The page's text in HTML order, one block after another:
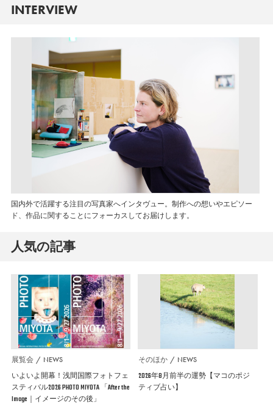
INTERVIEW
国内外で活躍する注目の写真家へインタヴュー。制作への想いやエピソー
ド、作品に関することにフォーカスしてお届けします。
人気の記事
展覧会 NEWS
いよいよ開幕！浅間国際フォトフェ
スティバル2026 PHOTO MIYOTA 「After the
Image｜イメージのその後」
そのほか NEWS
2026年8月前半の運勢【マコのポジ
ティブ占い】